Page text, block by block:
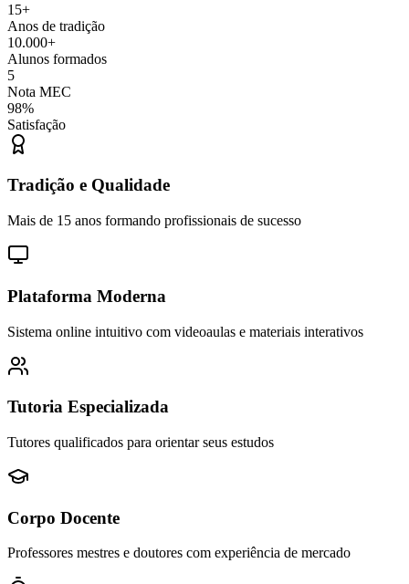
15+
Anos de tradição
10.000+
Alunos formados
5
Nota MEC
98%
Satisfação
Tradição e Qualidade
Mais de 15 anos formando profissionais de sucesso
Plataforma Moderna
Sistema online intuitivo com videoaulas e materiais interativos
Tutoria Especializada
Tutores qualificados para orientar seus estudos
Corpo Docente
Professores mestres e doutores com experiência de mercado